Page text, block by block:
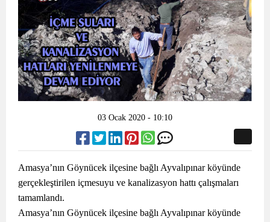
03 Ocak 2020 - 10:10
Amasya’nın Göynücek ilçesine bağlı Ayvalıpınar köyünde
gerçekleştirilen içmesuyu ve kanalizasyon hattı çalışmaları
tamamlandı.
Amasya’nın Göynücek ilçesine bağlı Ayvalıpınar köyünde